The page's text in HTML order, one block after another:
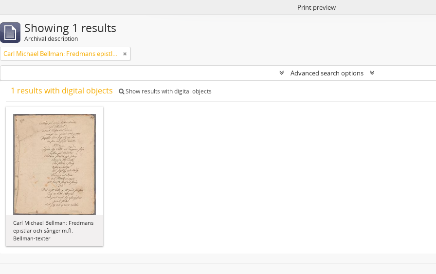
Print preview
Showing 1 results
Archival description
Carl Michael Bellman: Fredmans epistlar och sånger m.fl. Bellman-texter
Advanced search options
1 results with digital objects Show results with digital objects
Carl Michael Bellman: Fredmans
epistlar och sånger m.fl.
Bellman-texter